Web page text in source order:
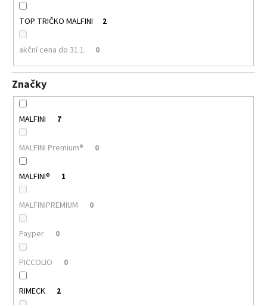
TOP TRIČKO MALFINI 2
akční cena do 31.1. 0
Značky
MALFINI 7
MALFINI Premium® 0
MALFINI® 1
MALFINIPREMIUM 0
Payper 0
PICCOLIO 0
RIMECK 2